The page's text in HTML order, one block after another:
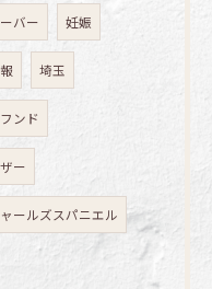
バー 妊娠
埼玉
ンド
ー
ールズスパニエル